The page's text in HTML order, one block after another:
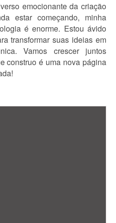
emocionante da criação
estar começando, minha
é enorme. Estou ávido
transformar suas ideias em
Vamos crescer juntos
construo é uma nova página